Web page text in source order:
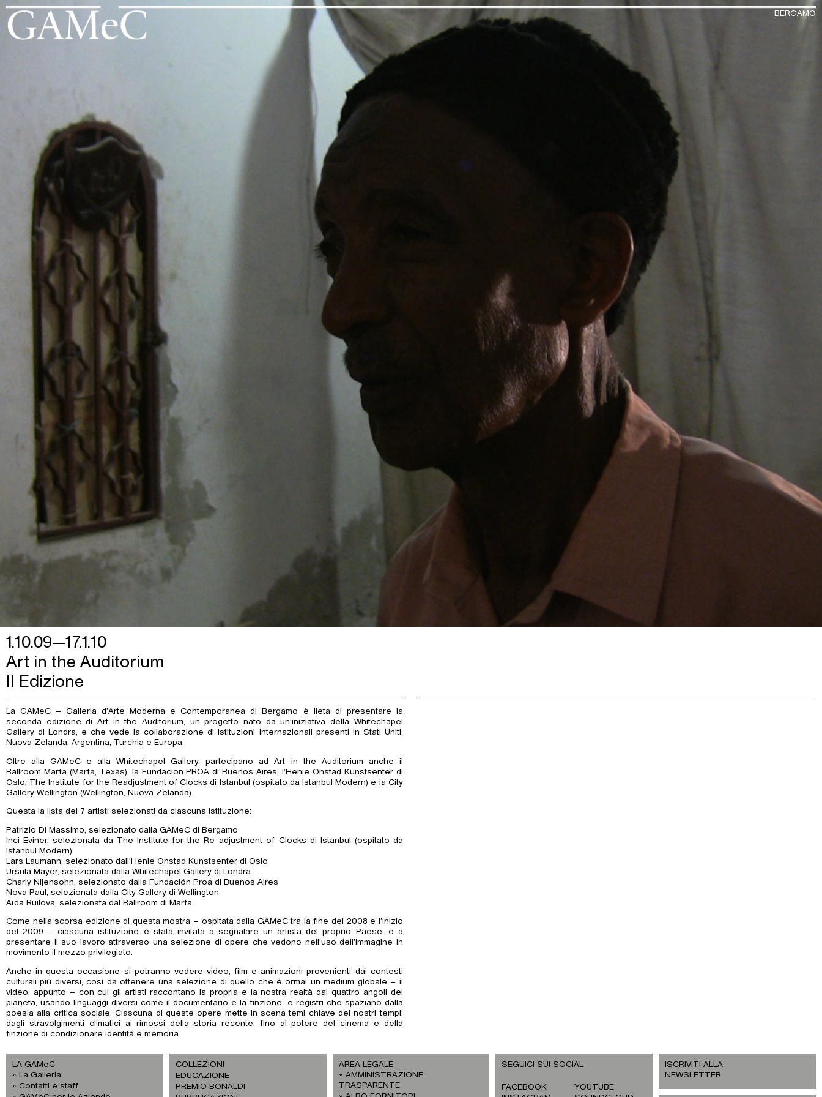
BERGAMO
1.10.09—17.1.10
Art in the Auditorium
II Edizione
La GAMeC – Galleria d’Arte Moderna e Contemporanea di Bergamo è lieta di presentare la
seconda edizione di Art in the Auditorium, un progetto nato da un’iniziativa della Whitechapel
Gallery di Londra, e che vede la collaborazione di istituzioni internazionali presenti in Stati Uniti,
Nuova Zelanda, Argentina, Turchia e Europa.
Oltre alla GAMeC e alla Whitechapel Gallery, partecipano ad Art in the Auditorium anche il
Ballroom Marfa (Marfa, Texas), la Fundación PROA di Buenos Aires, l’Henie Onstad Kunstsenter di
Oslo; The Institute for the Readjustment of Clocks di Istanbul (ospitato da Istanbul Modern) e la City
Gallery Wellington (Wellington, Nuova Zelanda).
Questa la lista dei 7 artisti selezionati da ciascuna istituzione:
Patrizio Di Massimo, selezionato dalla GAMeC di Bergamo
Inci Eviner, selezionata da The Institute for the Re-adjustment of Clocks di Istanbul (ospitato da
Istanbul Modern)
Lars Laumann, selezionato dall’Henie Onstad Kunstsenter di Oslo
Ursula Mayer, selezionata dalla Whitechapel Gallery di Londra
Charly Nijensohn, selezionato dalla Fundación Proa di Buenos Aires
Nova Paul, selezionata dalla City Gallery di Wellington
Aïda Ruilova, selezionata dal Ballroom di Marfa
Come nella scorsa edizione di questa mostra – ospitata dalla GAMeC tra la fine del 2008 e l’inizio
del 2009 – ciascuna istituzione è stata invitata a segnalare un artista del proprio Paese, e a
presentare il suo lavoro attraverso una selezione di opere che vedono nell’uso dell’immagine in
movimento il mezzo privilegiato.
Anche in questa occasione si potranno vedere video, film e animazioni provenienti dai contesti
culturali più diversi, così da ottenere una selezione di quello che è ormai un medium globale – il
video, appunto – con cui gli artisti raccontano la propria e la nostra realtà dai quattro angoli del
pianeta, usando linguaggi diversi come il documentario e la finzione, e registri che spaziano dalla
poesia alla critica sociale. Ciascuna di queste opere mette in scena temi chiave dei nostri tempi:
dagli stravolgimenti climatici ai rimossi della storia recente, fino al potere del cinema e della
finzione di condizionare identità e memoria.
LA GAMeC
La Galleria
Contatti e staff
COLLEZIONI
EDUCAZIONE
PREMIO BONALDI
AREA LEGALE
AMMINISTRAZIONE
TRASPARENTE
SEGUICI SUI SOCIAL
FACEBOOK
YOUTUBE
ISCRIVITI ALLA
NEWSLETTER